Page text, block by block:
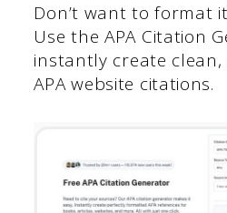
Don’t want to format
Use the APA Citation
instantly create
APA website citations.